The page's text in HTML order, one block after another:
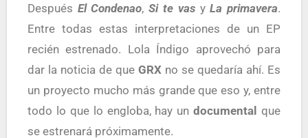
Después El Condenao,Si te vasyLa primavera.
Entre todas estas interpretaciones de un EP
recién estrenado. Lola Índigo aprovechó para
dar la noticia de que GRX no se quedaría ahí. Es
un proyecto mucho más grande que eso y, entre
todo lo que lo engloba, hay undocumental que
se estrenará próximamente.